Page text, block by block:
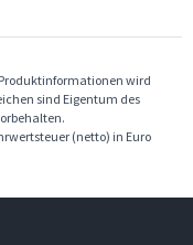
wird
sind Eigentum des
(netto) in Euro